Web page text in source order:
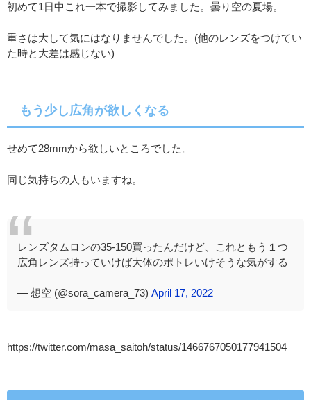
初めて1日中これ一本で撮影してみました。曇り空の夏場。
重さは大して気にはなりませんでした。(他のレンズをつけてい
た時と大差は感じない)
もう少し広角が欲しくなる
せめて28mmから欲しいところでした。
同じ気持ちの人もいますね。
レンズタムロンの35-150買ったんだけど、これともう１つ
広角レンズ持っていけば大体のポトレいけそうな気がする
— 想空 (@sora_camera_73) April 17, 2022
https://twitter.com/masa_saitoh/status/1466767050177941504